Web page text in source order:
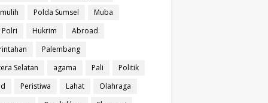
Polda Sumsel
Muba
Hukrim
Abroad
Palembang
Selatan
agama Pali
Politik
Peristiwa Lahat
Olahraga